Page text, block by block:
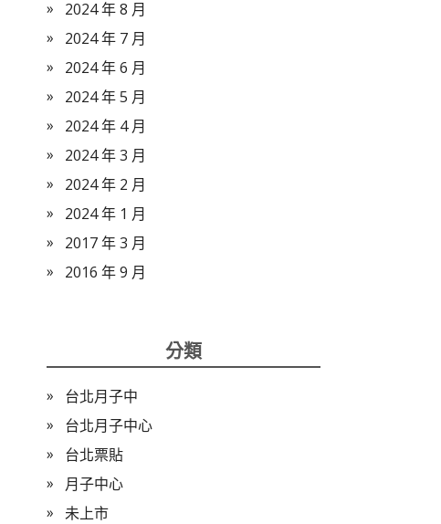
2024 年 8 月
2024 年 7 月
2024 年 6 月
2024 年 5 月
2024 年 4 月
2024 年 3 月
2024 年 2 月
2024 年 1 月
2017 年 3 月
2016 年 9 月
分類
台北月子中
台北月子中心
台北票貼
月子中心
未上市